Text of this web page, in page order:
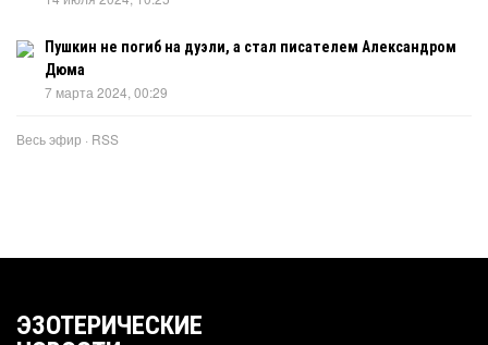
Пушкин не погиб на дуэли, а стал писателем Александром
Дюма
7 марта 2024, 00:29
Весь эфир · RSS
ЭЗОТЕРИЧЕСКИЕ